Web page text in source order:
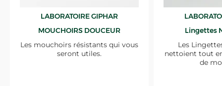
LABORATOIRE GIPHAR
MOUCHOIRS DOUCEUR
Les mouchoirs résistants qui vous
seront utiles.
Lingettes
Les
nettoient tout
de